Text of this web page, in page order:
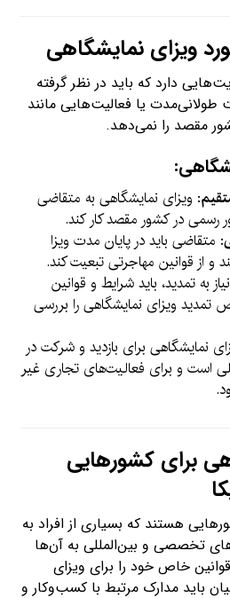
ویزای نمایشگاهی
دارد که باید در نظر گرفته
طولانی‌مدت یا فعالیت‌هایی مانند
مقصد را نمی‌دهد.
: ویزای نمایشگاهی به متقاضی
رسمی در کشور مقصد کار کند.
: متقاضی باید در پایان مدت ویزا
و از قوانین مهاجرتی تبعیت کند.
به تمدید، باید شرایط و قوانین
ویزای نمایشگاهی را بررسی
نمایشگاهی برای بازدید و شرکت در
است و برای فعالیت‌های تجاری غیر
برای کشورهایی
هستند که بسیاری از افراد به
تخصصی و بین‌المللی به آن‌ها
خاص خود را برای ویزای
باید مدارک مرتبط با کسب‌وکار و